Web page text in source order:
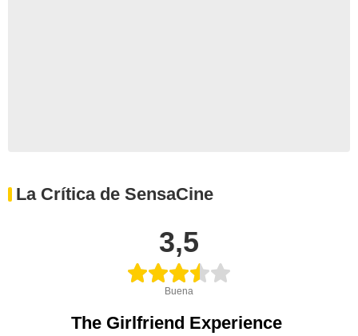
La Crítica de SensaCine
3,5
Buena
The Girlfriend Experience